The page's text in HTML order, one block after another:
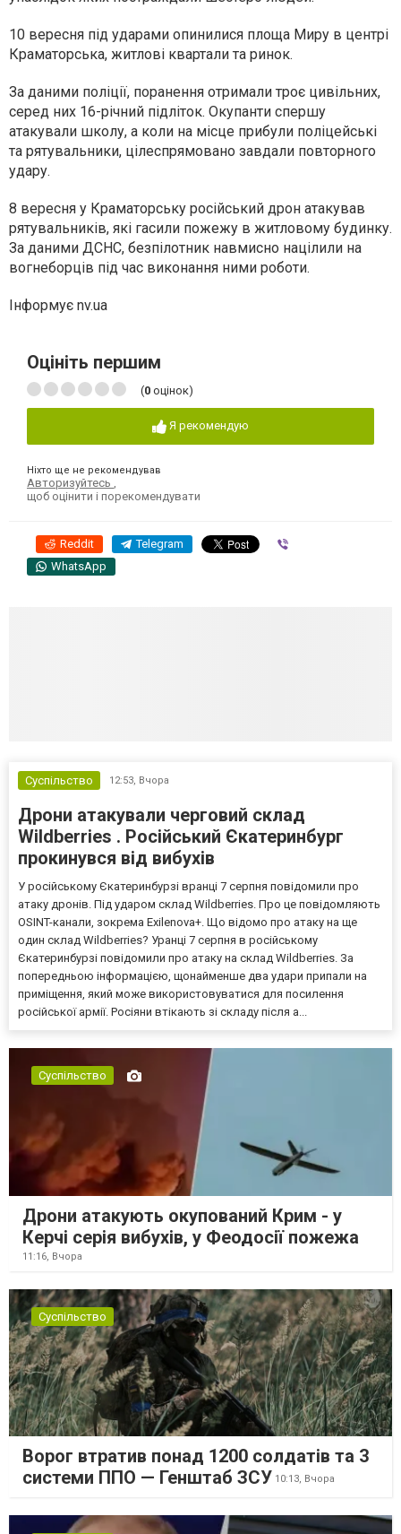
10 вересня під ударами опинилися площа Миру в центрі
Краматорська, житлові квартали та ринок.
За даними поліції, поранення отримали троє цивільних,
серед них 16-річний підліток. Окупанти спершу
атакували школу, а коли на місце прибули поліцейські
та рятувальники, цілеспрямовано завдали повторного
удару.
8 вересня у Краматорську російський дрон атакував
рятувальників, які гасили пожежу в житловому будинку.
За даними ДСНС, безпілотник навмисно націлили на
вогнеборців під час виконання ними роботи.
Інформує nv.ua
Оцініть першим
(0 оцінок)
Я рекомендую
Ніхто ще не рекомендував
Авторизуйтесь ,
щоб оцінити і порекомендувати
Reddit Telegram
WhatsApp
Суспільство 12:53, Вчора
Дрони атакували черговий склад
Wildberries . Російський Єкатеринбург
прокинувся від вибухів
У російському Єкатеринбурзі вранці 7 серпня повідомили про
атаку дронів. Під ударом склад Wildberries. Про це повідомляють
OSINT-канали, зокрема Exilenova+. Що відомо про атаку на ще
один склад Wildberries? Уранці 7 серпня в російському
Єкатеринбурзі повідомили про атаку на склад Wildberries. За
попередньою інформацією, щонайменше два удари припали на
приміщення, який може використовуватися для посилення
російської армії. Росіяни втікають зі складу після а...
Суспільство
Дрони атакують окупований Крим - у
Керчі серія вибухів, у Феодосії пожежа
11:16, Вчора
Суспільство
Ворог втратив понад 1200 солдатів та 3
системи ППО — Генштаб ЗСУ 10:13, Вчора